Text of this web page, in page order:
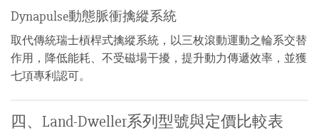
Dynapulse動態脈衝擒縱系統
取代傳統瑞士槓桿式擒縱系統，以三枚滾動運動之輪系交替
作用，降低能耗、不受磁場干擾，提升動力傳遞效率，並獲
七項專利認可。
四、Land-Dweller系列型號與定價比較表